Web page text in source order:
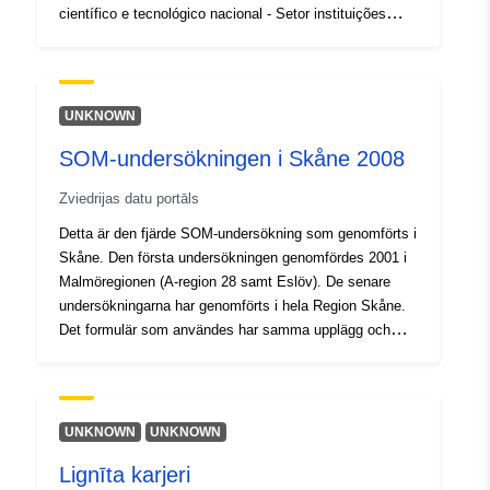
[ 2.54, 49.49 ], [ 2.54, 51.51 ]
Identifikatori:
bcb9257ad956
uriRef:
4b95-4ddd-bc1d-bcb9257ad956
Piekļuves
tiesības:
public
científico e tecnológico nacional - Setor instituições
UNKNOWN
SOM-undersökningen i Skåne 2008
Zviedrijas datu portāls
Detta är den fjärde SOM-undersökning som genomförts i
Skåne. Den första undersökningen genomfördes 2001 i
Malmöregionen (A-region 28 samt Eslöv). De senare
undersökningarna har genomförts i hela Region Skåne.
Det formulär som användes har samma upplägg och
detta för att optimera möjligheterna till jämförelse av
resultaten för Region Skåne och Västra
utformade likadant som i de tidigare undersökningarna i
UNKNOWN UNKNOWN
Lignīta karjeri